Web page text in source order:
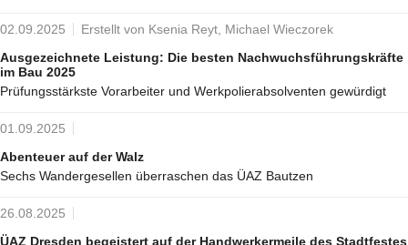
02.09.2025
Erstellt von Ksenia Reyt, Michael Wieczorek
Ausgezeichnete Leistung: Die besten Nachwuchsführungskräfte
im Bau 2025
Prüfungsstärkste Vorarbeiter und Werkpolierabsolventen gewürdigt
01.09.2025
Abenteuer auf der Walz
Sechs Wandergesellen überraschen das ÜAZ Bautzen
26.08.2025
ÜAZ Dresden begeistert auf der Handwerkermeile des Stadtfestes